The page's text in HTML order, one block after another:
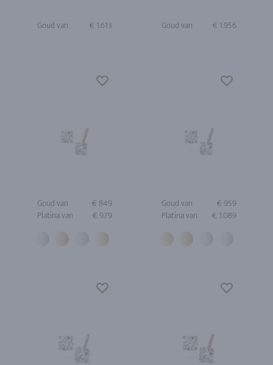
Goud van € 1.613 Goud van € 1.956
Goud van
€ 849
Platina van
€ 979
Goud van
€ 959
Platina van
€ 1.089